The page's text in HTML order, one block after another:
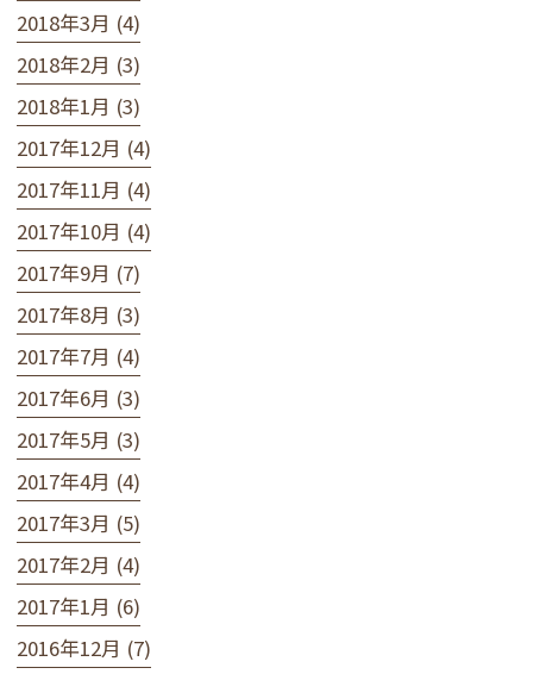
2018年3月 (4)
2018年2月 (3)
2018年1月 (3)
2017年12月 (4)
2017年11月 (4)
2017年10月 (4)
2017年9月 (7)
2017年8月 (3)
2017年7月 (4)
2017年6月 (3)
2017年5月 (3)
2017年4月 (4)
2017年3月 (5)
2017年2月 (4)
2017年1月 (6)
2016年12月 (7)